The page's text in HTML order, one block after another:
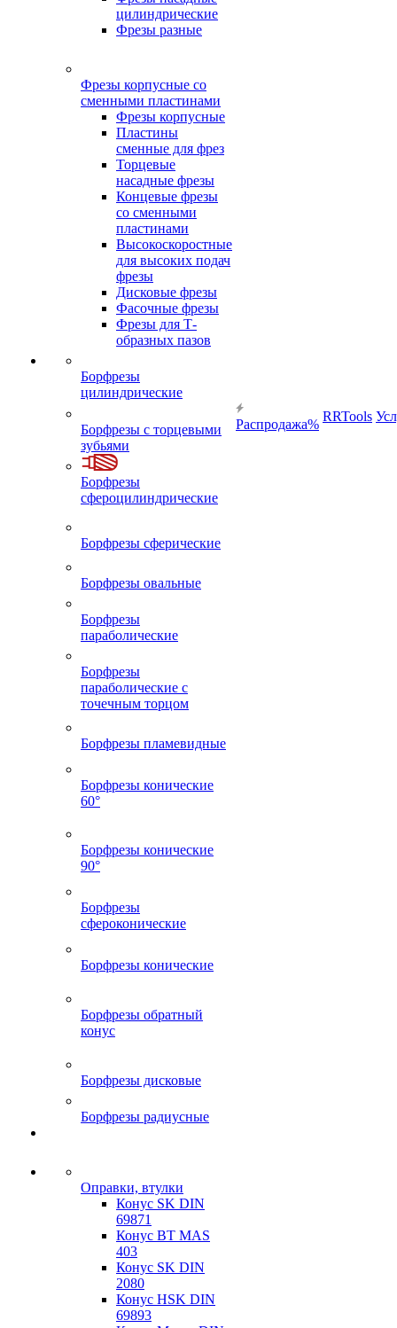
цилиндрические
Фрезы разные
Фрезы корпусные со
сменными пластинами
Фрезы корпусные
Пластины
сменные для фрез
Торцевые
насадные фрезы
Концевые фрезы
со сменными
пластинами
Высокоскоростные
для высоких подач
фрезы
Дисковые фрезы
Фасочные фрезы
Фрезы для Т-
образных пазов
Борфрезы
цилиндрические
Борфрезы с торцевыми
зубьями
Борфрезы
сфероцилиндрические
Борфрезы сферические
Борфрезы овальные
Борфрезы
параболические
Борфрезы
параболические с
точечным торцом
Борфрезы пламевидные
Борфрезы конические
60°
Борфрезы конические
90°
Борфрезы
сфероконические
Борфрезы конические
Борфрезы обратный
конус
Борфрезы дисковые
Борфрезы радиусные
Оправки, втулки
Конус SK DIN
69871
Конус BT MAS
403
Конус SK DIN
2080
Конус HSK DIN
69893
Распродажа%
RRTools